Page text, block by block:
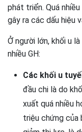
phát triển. Quá
gây ra các dấu hiệu
Ở người lớn, khối u
nhiều GH:
Các khối u
đầu chi là do
xuất quá nhiều
triệu chứng của